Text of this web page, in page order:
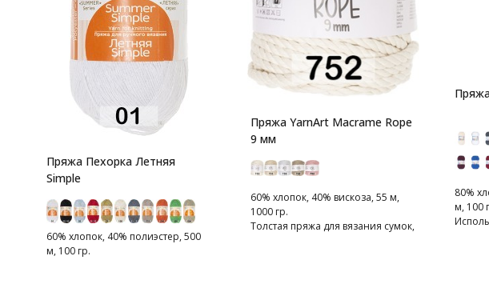
Пряжа Пехорка Летняя
Simple
60% хлопок, 40% полиэстер, 500
м, 100 гр.
Пряжа YarnArt Macrame Rope
9 мм
60% хлопок, 40% вискоза, 55 м,
1000 гр.
Толстая пряжа для вязания сумок,
80%
м, 100